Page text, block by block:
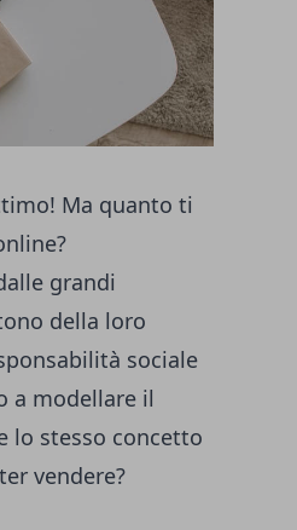
Ma quanto ti
grandi
della loro
sociale
a modellare il
lo stesso concetto
vendere?